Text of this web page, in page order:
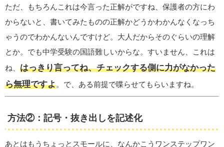
ただ、もちろんこれは今言った正解がですね、保護者の方にわ
からないと、書いてみたものの正解かどうかわかんなくなっち
ゃうのでわかんないんですけど。大人だからそのぐらいの理解
とか。でも中学受験の国語難しいからな。すいません、これは
ね、 はっきり言ってね、チェックする側に力がなかった
ら無理ですよ。で、ある前提で喋らせてもらいますね。
方法②：記号・抜き出しを記述化
あとはもうちょっとスモールに、なんかこうワンステップワン